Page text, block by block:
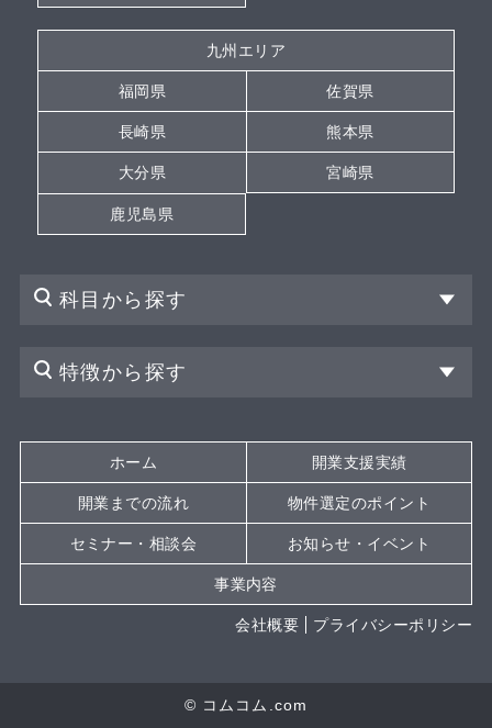
九州エリア
福岡県 佐賀県
長崎県 熊本県
大分県 宮崎県
鹿児島県
科目から探す
特徴から探す
ホーム 開業支援実績
開業までの流れ 物件選定のポイント
セミナー・相談会 お知らせ・イベント
事業内容
会社概要 プライバシーポリシー
© コムコム.com